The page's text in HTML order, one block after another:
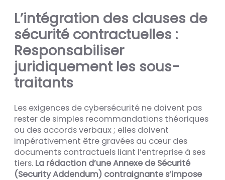
L’intégration des clauses de
sécurité contractuelles :
Responsabiliser
juridiquement les sous-
traitants
Les exigences de cybersécurité ne doivent pas
rester de simples recommandations théoriques
ou des accords verbaux ; elles doivent
impérativement être gravées au cœur des
documents contractuels liant l’entreprise à ses
tiers. La rédaction d’une Annexe de Sécurité
(Security Addendum) contraignante s’impose